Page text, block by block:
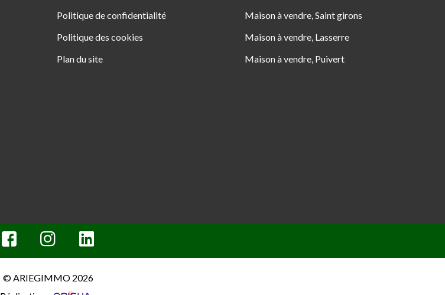
Politique de confidentialité
Politique des cookies
Plan du site
Maison à vendre, Saint girons
Maison à vendre, Lasserre
Maison à vendre, Puivert
© ARIEGIMMO 2026